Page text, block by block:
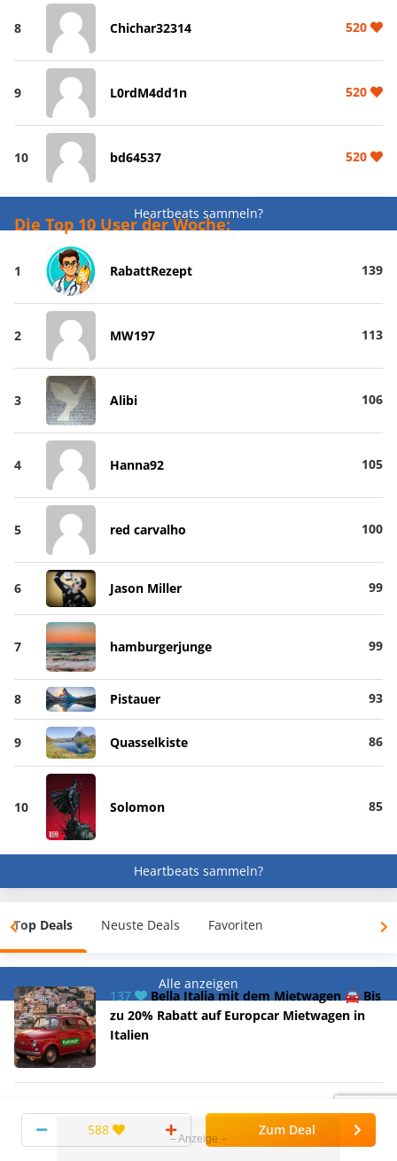
8 Chichar32314 520
9 L0rdM4dd1n 520
10 bd64537 520
Heartbeats sammeln?
Die Top 10 User der Woche:
1 RabattRezept 139
2 MW197 113
3 Alibi 106
4 Hanna92 105
5 red carvalho 100
6 Jason Miller 99
7 hamburgerjunge 99
8 Pistauer 93
9 Quasselkiste 86
10 Solomon 85
Heartbeats sammeln?
Top Deals Neuste Deals Favoriten
Alle anzeigen
137
Bella Italia mit dem Mietwagen 🚘 Bis
zu 20% Rabatt auf Europcar Mietwagen in
Italien
20,49€ (statt 27€)
588 Zum Deal